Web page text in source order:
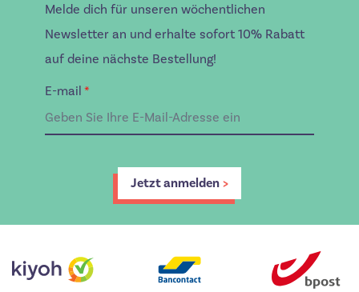
Melde dich für unseren wöchentlichen
Newsletter an und erhalte sofort 10% Rabatt
auf deine nächste Bestellung!
E-mail *
Jetzt anmelden >